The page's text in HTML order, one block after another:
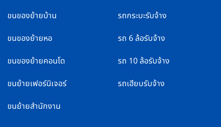
ขนของย้ายบ้าน
ขนของย้ายหอ
ขนของย้ายคอนโด
ขนย้ายเฟอร์นิเจอร์
ขนย้ายสำนักงาน
รถกระบะรับจ้าง
รถ 6 ล้อรับจ้าง
รถ 10 ล้อรับจ้าง
รถเฮียบรับจ้าง